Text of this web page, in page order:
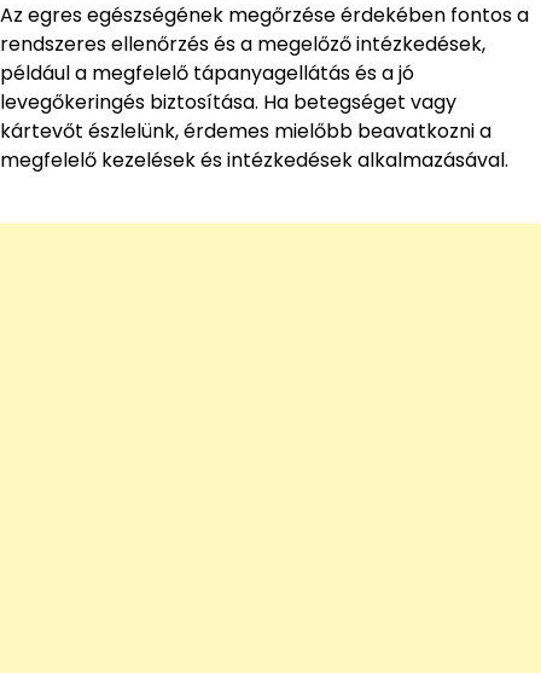
Az egres egészségének megőrzése érdekében fontos a
rendszeres ellenőrzés és a megelőző intézkedések,
például a megfelelő tápanyagellátás és a jó
levegőkeringés biztosítása. Ha betegséget vagy
kártevőt észlelünk, érdemes mielőbb beavatkozni a
megfelelő kezelések és intézkedések alkalmazásával.